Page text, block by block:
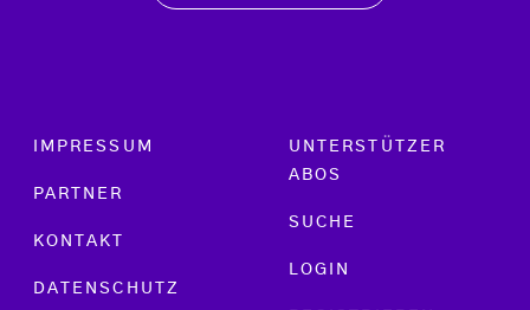
Footer menu
IMPRESSUM
PARTNER
KONTAKT
DATENSCHUTZ
UNTERSTÜTZER
ABOS
SUCHE
LOGIN